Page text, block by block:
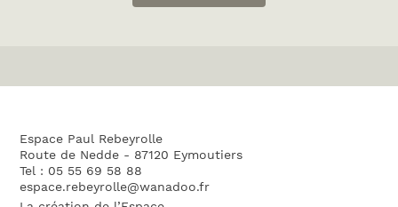
Espace Paul Rebeyrolle
Route de Nedde - 87120 Eymoutiers
Tel : 05 55 69 58 88
espace.rebeyrolle@wanadoo.fr